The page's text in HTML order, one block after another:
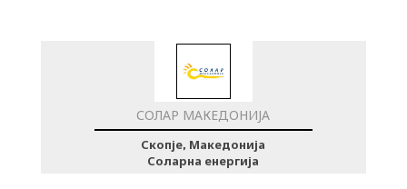
СОЛАР МАКЕДОНИЈА
Скопје, Македонија
Соларна енергија